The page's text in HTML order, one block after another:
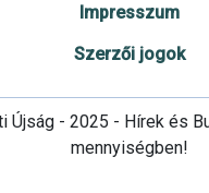
Impresszum
Szerzői jogok
Újság - 2025 - Hírek és
mennyiségben!